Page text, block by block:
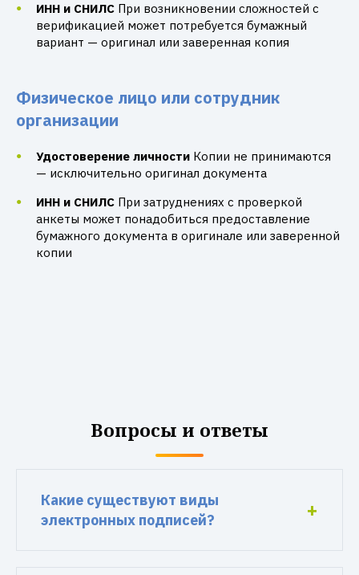
ИНН и СНИЛС При возникновении сложностей с
верификацией может потребуется бумажный
вариант — оригинал или заверенная копия
Физическое лицо или сотрудник
организации
Удостоверение личности Копии не принимаются
— исключительно оригинал документа
ИНН и СНИЛС При затруднениях с проверкой
анкеты может понадобиться предоставление
бумажного документа в оригинале или заверенной
копии
Вопросы и ответы
Какие существуют виды
электронных подписей?